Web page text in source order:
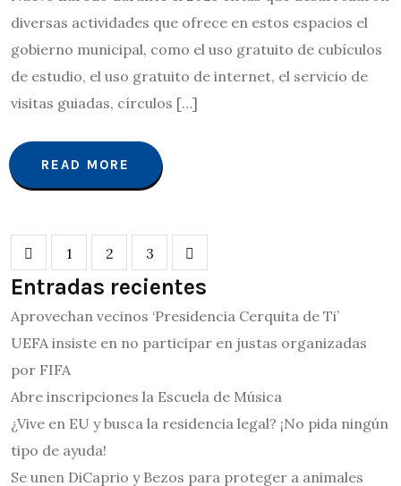
diversas actividades que ofrece en estos espacios el
gobierno municipal, como el uso gratuito de cubículos
de estudio, el uso gratuito de internet, el servicio de
visitas guiadas, círculos […]
READ MORE
1 2 3
Entradas recientes
Aprovechan vecinos ‘Presidencia Cerquita de Ti’
UEFA insiste en no participar en justas organizadas
por FIFA
Abre inscripciones la Escuela de Música
¿Vive en EU y busca la residencia legal? ¡No pida ningún
tipo de ayuda!
Se unen DiCaprio y Bezos para proteger a animales